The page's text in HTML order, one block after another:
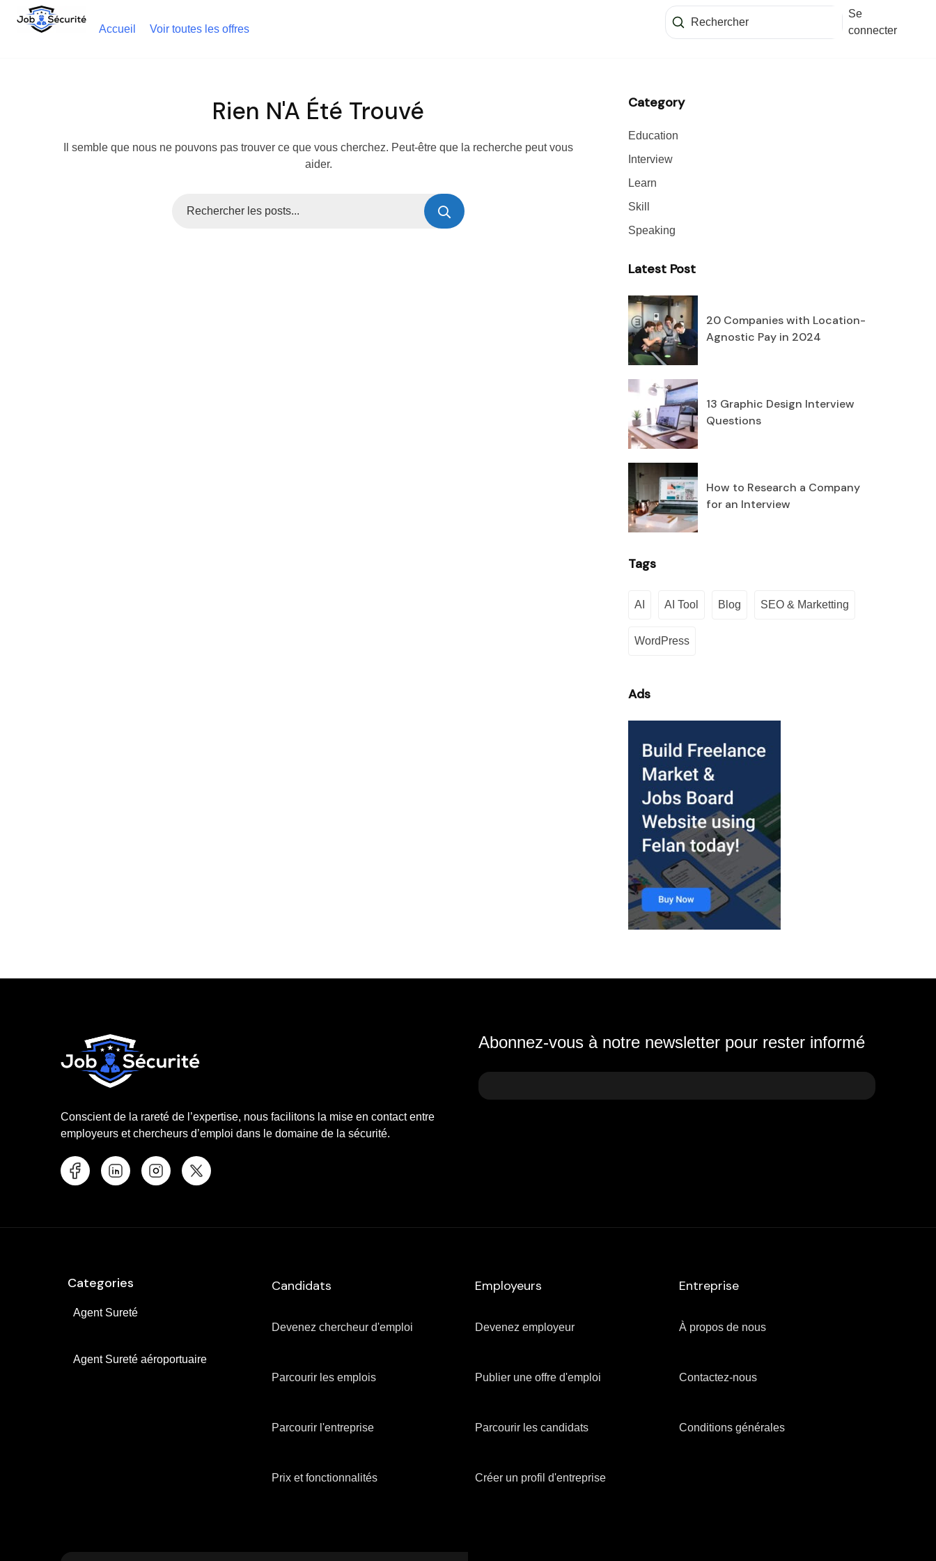
Accueil Voir toutes les offres
Se
connecter
Rien N'A Été Trouvé
Il semble que nous ne pouvons pas trouver ce que vous cherchez. Peut-être que la recherche peut vous
aider.
Category
Education
Interview
Learn
Skill
Speaking
Latest Post
20 Companies with Location-
Agnostic Pay in 2024
13 Graphic Design Interview
Questions
How to Research a Company
for an Interview
Tags
AI AI Tool Blog SEO & Marketting
WordPress
Ads
Conscient de la rareté de l’expertise, nous facilitons la mise en contact entre
employeurs et chercheurs d’emploi dans le domaine de la sécurité.
Abonnez-vous à notre newsletter pour rester informé
Categories
Agent Sureté
Agent Sureté aéroportuaire
Candidats
Devenez chercheur d'emploi
Parcourir les emplois
Parcourir l'entreprise
Prix ​​et fonctionnalités
Employeurs
Devenez employeur
Publier une offre d'emploi
Parcourir les candidats
Créer un profil d'entreprise
Entreprise
À propos de nous
Contactez-nous
Conditions générales